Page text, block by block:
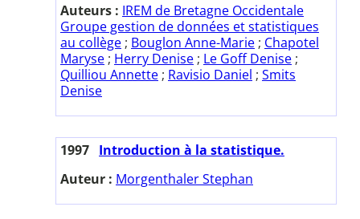
Auteurs : IREM de Bretagne Occidentale
Groupe gestion de données et statistiques
au collège ; Bouglon Anne-Marie ; Chapotel
Maryse ; Herry Denise ; Le Goff Denise ;
Quilliou Annette ; Ravisio Daniel ; Smits
Denise
1997 Introduction à la statistique.
Auteur : Morgenthaler Stephan